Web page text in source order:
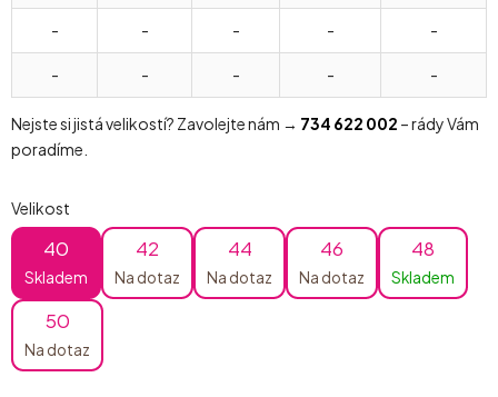
- - - - -
- - - - -
Nejste si jistá velikostí? Zavolejte nám → 734 622 002 – rády Vám
poradíme.
Velikost
40
Skladem
42
Na dotaz
44
Na dotaz
46
Na dotaz
48
Skladem
50
Na dotaz